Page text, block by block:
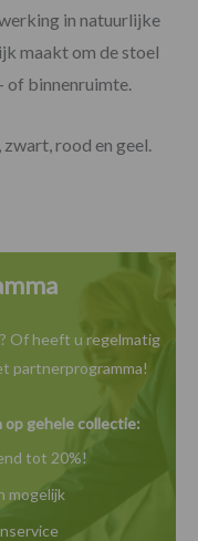
in natuurlijke
maakt om de stoel
of binnenruimte.
rood en geel.
Of heeft u regelmatig
partnerprogramma!
op gehele collectie:
tot 20%!
mogelijk